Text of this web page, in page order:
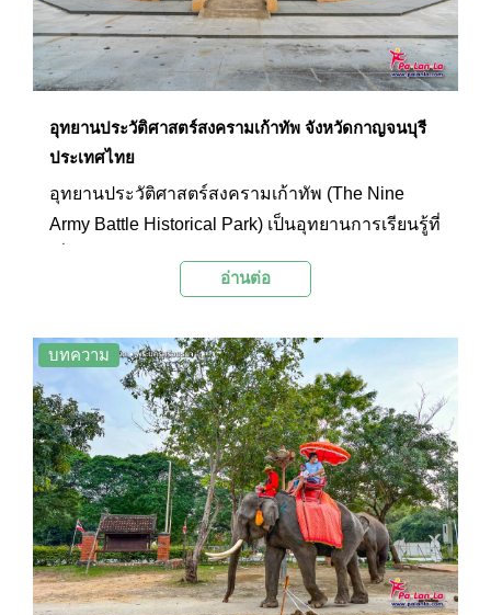
อุทยานประวัติศาสตร์สงครามเก้าทัพ จังหวัดกาญจนบุรี
ประเทศไทย
อุทยานประวัติศาสตร์สงครามเก้าทัพ (The Nine
Army Battle Historical Park) เป็นอุทยานการเรียนรู้ที่
อดีต ภายในบริเวณมีอาคารศูนย์การเรียนรู้จัดแสดง
จัดทัพ การนำทัพ หลักการใช้ภูมิประเทศ เส้นทางเดิน
ทัพ และกลยุทธ์ต่างๆ ที่ใช้ออกรบ นอกจากนี้ภายใน
อุทยานแห่งนี้ยังมีพระบวรราชานุสาวรีย์สมเด็จพระ
บวรราชเจ้ามหาสุรสิงหนาท ผู้นำทัพหลวงด่านหน้าที่
สามารถต้านกองทัพพม่าที่เข้ามาทางจังหวัด
กาญจนบุรีได้จนฝ่ายกองทัพพม่าต้องแพ้พ่ายไปใน
ที่สุด
อ่านต่อ
บทความ